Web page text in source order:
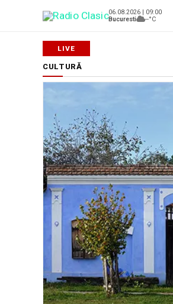
06.08.2026 | 09:00
Bucuresti
--°C
CULTURĂ